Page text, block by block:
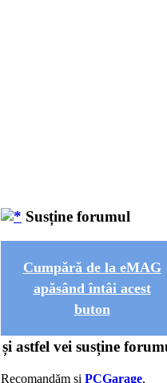
Susține forumul
Cumpără de la eMAG
apăsând întâi acest
buton
și astfel vei susține
Recomandăm și PCGarage,